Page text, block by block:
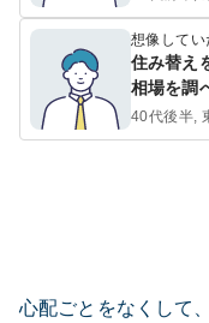
想像してい
住み替え
相場を調
40代後半,
心配ごとをなくして